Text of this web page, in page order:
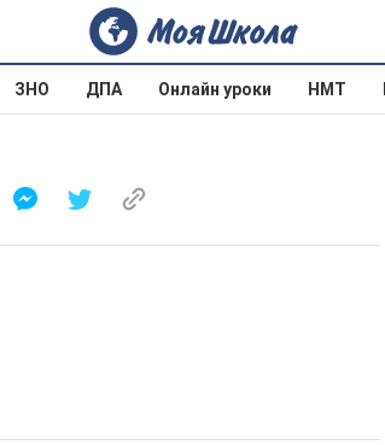
ЗНО ДПА Онлайн уроки НМТ